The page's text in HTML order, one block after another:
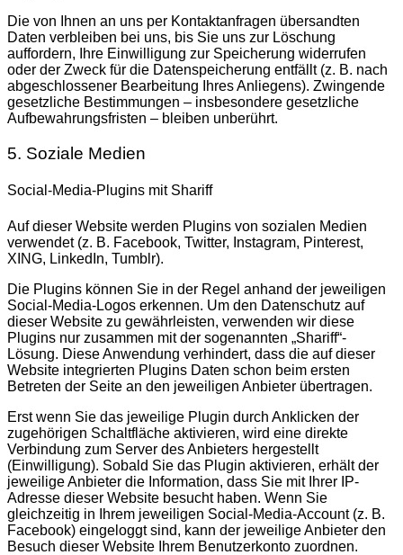
Die von Ihnen an uns per Kontaktanfragen übersandten
Daten verbleiben bei uns, bis Sie uns zur Löschung
auffordern, Ihre Einwilligung zur Speicherung widerrufen
oder der Zweck für die Datenspeicherung entfällt (z. B. nach
abgeschlossener Bearbeitung Ihres Anliegens). Zwingende
gesetzliche Bestimmungen – insbesondere gesetzliche
Aufbewahrungsfristen – bleiben unberührt.
5. Soziale Medien
Social-Media-Plugins mit Shariff
Auf dieser Website werden Plugins von sozialen Medien
verwendet (z. B. Facebook, Twitter, Instagram, Pinterest,
XING, LinkedIn, Tumblr).
Die Plugins können Sie in der Regel anhand der jeweiligen
Social-Media-Logos erkennen. Um den Datenschutz auf
dieser Website zu gewährleisten, verwenden wir diese
Plugins nur zusammen mit der sogenannten „Shariff“-
Lösung. Diese Anwendung verhindert, dass die auf dieser
Website integrierten Plugins Daten schon beim ersten
Betreten der Seite an den jeweiligen Anbieter übertragen.
Erst wenn Sie das jeweilige Plugin durch Anklicken der
zugehörigen Schaltfläche aktivieren, wird eine direkte
Verbindung zum Server des Anbieters hergestellt
(Einwilligung). Sobald Sie das Plugin aktivieren, erhält der
jeweilige Anbieter die Information, dass Sie mit Ihrer IP-
Adresse dieser Website besucht haben. Wenn Sie
gleichzeitig in Ihrem jeweiligen Social-Media-Account (z. B.
Facebook) eingeloggt sind, kann der jeweilige Anbieter den
Besuch dieser Website Ihrem Benutzerkonto zuordnen.